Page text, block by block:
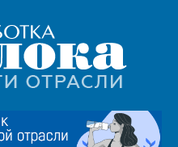
Переработка
молока
|
Новости